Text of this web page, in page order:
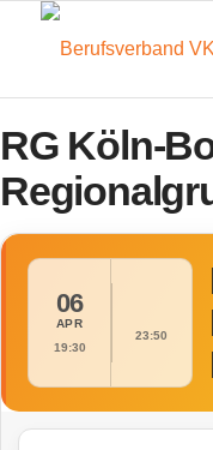
RG Köln-
06
APR
19:30
23:50